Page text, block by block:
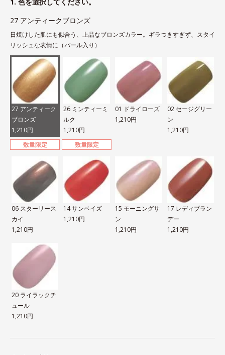
27 アンティークブロンズ
日焼けした肌にも似合う、上品なブロンズカラー。ギラつきすぎず、スタイ
リッシュな表情に（パール入り）
27 アンティーク
ブロンズ
1,210円
数量限定
26 ミンティーミ
ルク
1,210円
数量限定
01 ドライローズ
1,210円
02 セージグリー
ン
1,210円
06 スターリース
カイ
1,210円
14 サンベイズ
1,210円
15 モーニングサ
ン
1,210円
17 レディブラン
デー
1,210円
20 ライラックチ
ュール
1,210円